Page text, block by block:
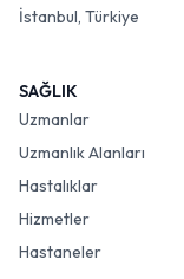
İstanbul, Türkiye
SAĞLIK
Uzmanlar
Uzmanlık Alanları
Hastalıklar
Hizmetler
Hastaneler